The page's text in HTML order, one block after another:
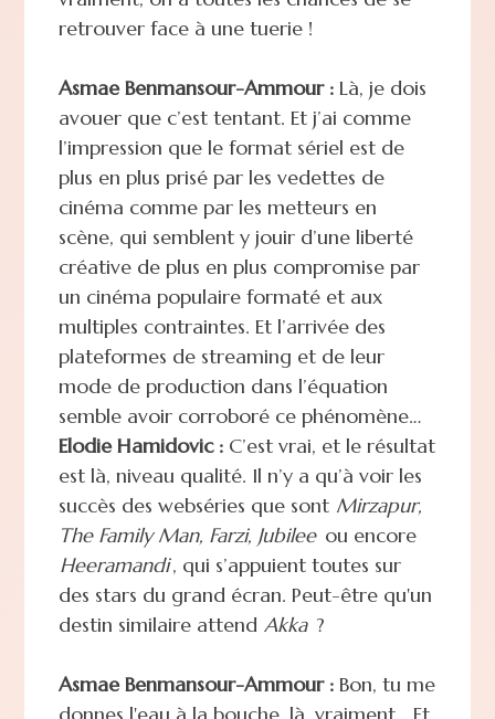
retrouver face à une tuerie !
Asmae Benmansour-Ammour :Là, je dois
avouer que c’est tentant. Et j’ai comme
l’impression que le format sériel est de
plus en plus prisé par les vedettes de
cinéma comme par les metteurs en
scène, qui semblent y jouir d’une liberté
créative de plus en plus compromise par
un cinéma populaire formaté et aux
multiples contraintes. Et l’arrivée des
plateformes de streaming et de leur
mode de production dans l’équation
semble avoir corroboré ce phénomène…
Elodie Hamidovic :C’est vrai, et le résultat
est là, niveau qualité. Il n’y a qu’à voir les
succès des webséries que sont Mirzapur,
The Family Man, Farzi, Jubilee ou encore
Heeramandi, qui s’appuient toutes sur
des stars du grand écran. Peut-être qu'un
destin similaire attend Akka ?
Asmae Benmansour-Ammour :Bon, tu me
donnes l'eau à la bouche, là, vraiment… Et